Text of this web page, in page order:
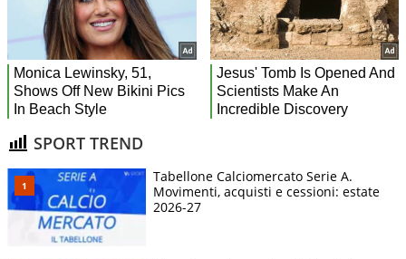
SPORT TREND
Tabellone Calciomercato Serie A.
Movimenti, acquisti e cessioni: estate
2026-27